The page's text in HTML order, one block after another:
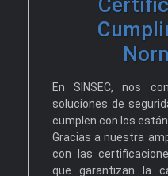
En SINSEC, nos
soluciones de
cumplen con los
Gracias a nuestra
con las
que garantizan la